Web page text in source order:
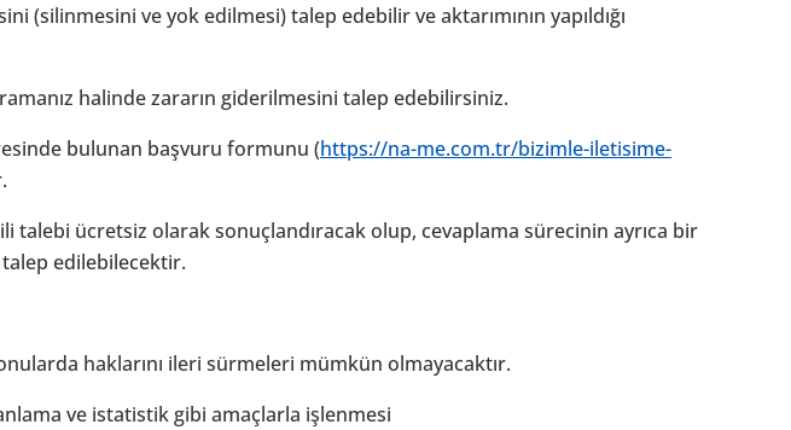
ve yok edilmesi) talep edebilir ve aktarımının yapıldığı
halinde zararın giderilmesini talep edebilirsiniz.
bulunan başvuru formunu (https://na-me.com.tr/bizimle-iletisime-
ücretsiz olarak sonuçlandıracak olup, cevaplama sürecinin ayrıca bir
edilebilecektir.
haklarını ileri sürmeleri mümkün olmayacaktır.
ve istatistik gibi amaçlarla işlenmesi